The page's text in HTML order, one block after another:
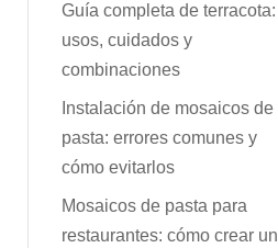
Guía completa de terracota:
usos, cuidados y
combinaciones
Instalación de mosaicos de
pasta: errores comunes y
cómo evitarlos
Mosaicos de pasta para
restaurantes: cómo crear un